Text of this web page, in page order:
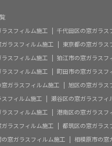
スフィルム施工
千代田区の窓ガラス
ラスフィルム施工
東京都の窓ガラス
スフィルム施工
狛江市の窓ガラスフ
スフィルム施工
町田市の窓ガラスフ
ガラスフィルム施工
旭区の窓ガラス
フィルム施工
瀬谷区の窓ガラスフィ
スフィルム施工
港南区の窓ガラスフ
ラスフィルム施工
都筑区の窓ガラス
窓ガラスフィルム施工
相模原市の窓